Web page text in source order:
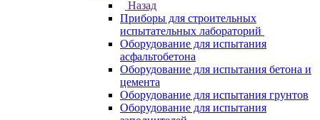
Назад
Приборы для строительных
испытательных лабораторий
Оборудование для испытания
асфальтобетона
Оборудование для испытания бетона и
цемента
Оборудование для испытания грунтов
Оборудование для испытания